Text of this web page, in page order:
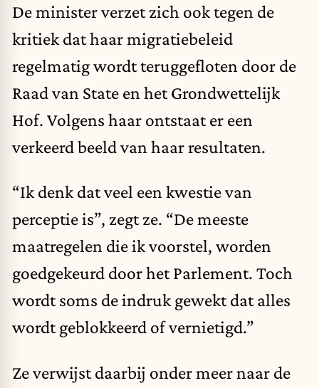
De minister verzet zich ook tegen de
kritiek dat haar migratiebeleid
regelmatig wordt teruggefloten door de
Raad van State en het Grondwettelijk
Hof. Volgens haar ontstaat er een
verkeerd beeld van haar resultaten.
“Ik denk dat veel een kwestie van
perceptie is”, zegt ze. “De meeste
maatregelen die ik voorstel, worden
goedgekeurd door het Parlement. Toch
wordt soms de indruk gewekt dat alles
wordt geblokkeerd of vernietigd.”
Ze verwijst daarbij onder meer naar de